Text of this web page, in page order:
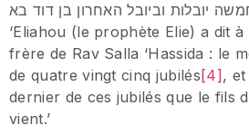
‘Eliahou (le prophète Elie) a dit
frère de Rav Salla ‘Hassida : le
de quatre vingt cinq jubilés [4] , et
dernier de ces jubilés que le fils
vient.’